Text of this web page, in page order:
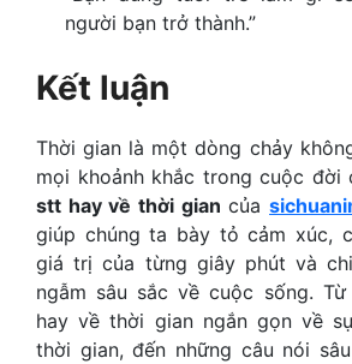
người bạn trở thành.”
Kết luận
Thời gian là một dòng chảy
mọi khoảnh khắc trong cuộc đời
stt hay về thời gian của
giúp chúng ta bày tỏ cảm xúc,
giá trị của từng giây phút và
ngẫm sâu sắc về cuộc sống.
hay về thời gianngắn gọn về
thời gian, đến những câu nói